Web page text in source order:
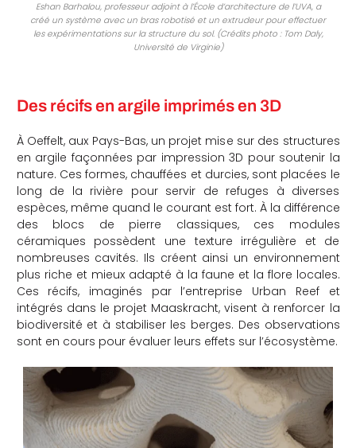
Eshan Barhalou, professeur adjoint à l’École d’architecture de l’UVA, a
créé un système avec un bras robotisé et un extrudeur pour effectuer
les expérimentations sur la structure du sol. (Crédits photo : Tom Daly,
Université de Virginie)
Des récifs en argile imprimés en 3D
À Oeffelt, aux Pays-Bas, un projet mise sur des structures
en argile façonnées par impression 3D pour soutenir la
nature. Ces formes, chauffées et durcies, sont placées le
long de la rivière pour servir de refuges à diverses
espèces, même quand le courant est fort. À la différence
des blocs de pierre classiques, ces modules
céramiques possèdent une texture irrégulière et de
nombreuses cavités. Ils créent ainsi un environnement
plus riche et mieux adapté à la faune et la flore locales.
Ces récifs, imaginés par l’entreprise Urban Reef et
intégrés dans le projet Maaskracht, visent à renforcer la
biodiversité et à stabiliser les berges. Des observations
sont en cours pour évaluer leurs effets sur l’écosystème.